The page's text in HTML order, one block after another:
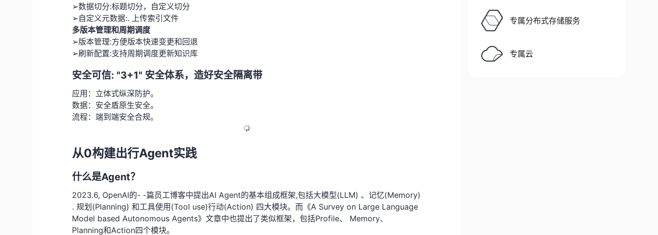
➢数据切分:标题切分，自定义切分
➢自定义元数据:. 上传索引文件
多版本管理和周期调度
➢版本管理:方便版本快速变更和回退
➢刷新配置:支持周期调度更新知识库
安全可信: "3+1" 安全体系，造好安全隔离带
应用：立体式纵深防护。
数据：安全盾原生安全。
流程：端到端安全合规。
从0构建出行Agent实践
什么是Agent？
2023.6, OpenAl的- -篇员工博客中提出AI Agent的基本组成框架,包括大模型(LLM) 、记忆(Memory)
. 规划(Planning) 和工具使用(Tool use)行动(Action) 四大模块。而《A Survey on Large Language
Model based Autonomous Agents》文章中也提出了类似框架，包括Profile、 Memory、
Planning和Action四个模块。
专属分布式存储服务
专属云